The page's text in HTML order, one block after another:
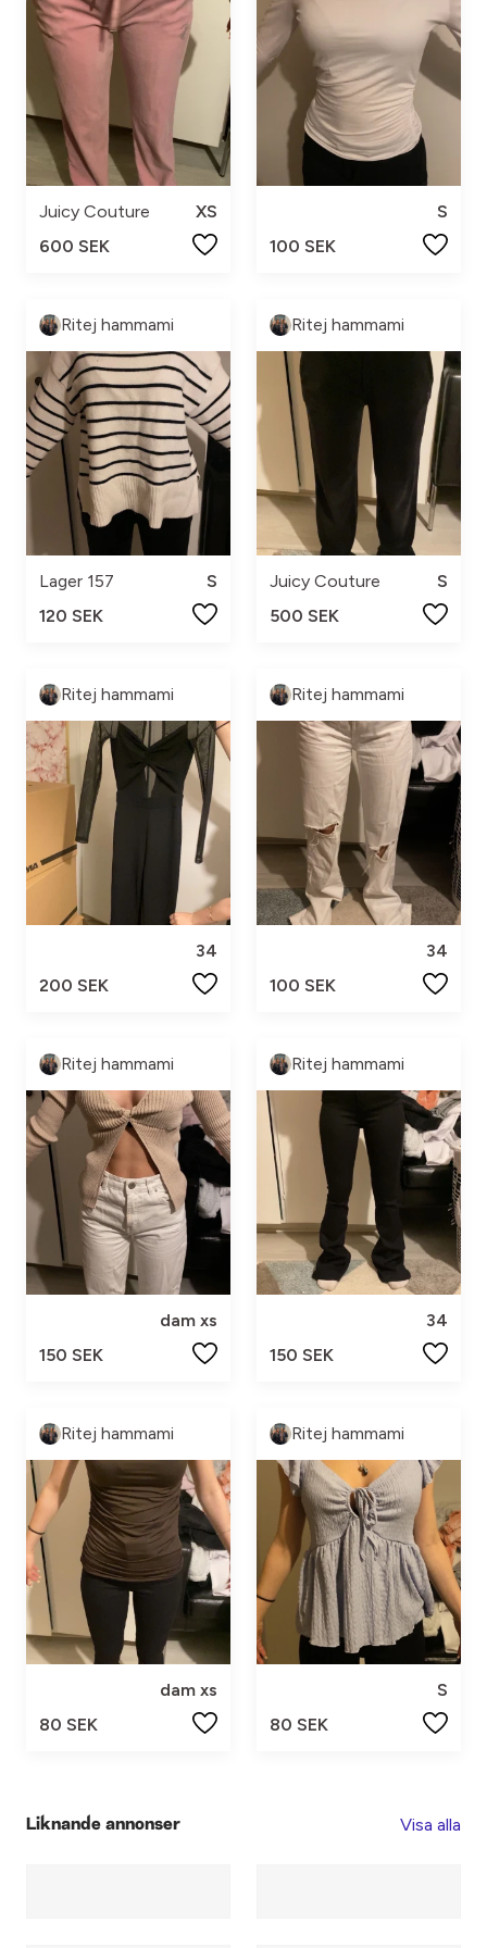
Juicy Couture
XS
600 SEK
S
100 SEK
Ritej hammami
Lager 157
S
120 SEK
Ritej hammami
Juicy Couture
S
500 SEK
Ritej hammami
34
200 SEK
Ritej hammami
34
100 SEK
Ritej hammami
dam xs
150 SEK
Ritej hammami
34
150 SEK
Ritej hammami
dam xs
80 SEK
Ritej hammami
S
80 SEK
Liknande annonser Visa alla